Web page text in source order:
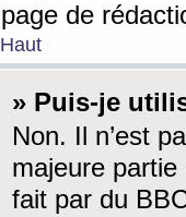
page de
Haut
» Puis-je
Non. Il n’est
majeure
fait par du